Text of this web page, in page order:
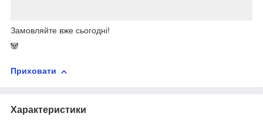
Замовляйте вже сьогодні!
🐼
Приховати
Характеристики